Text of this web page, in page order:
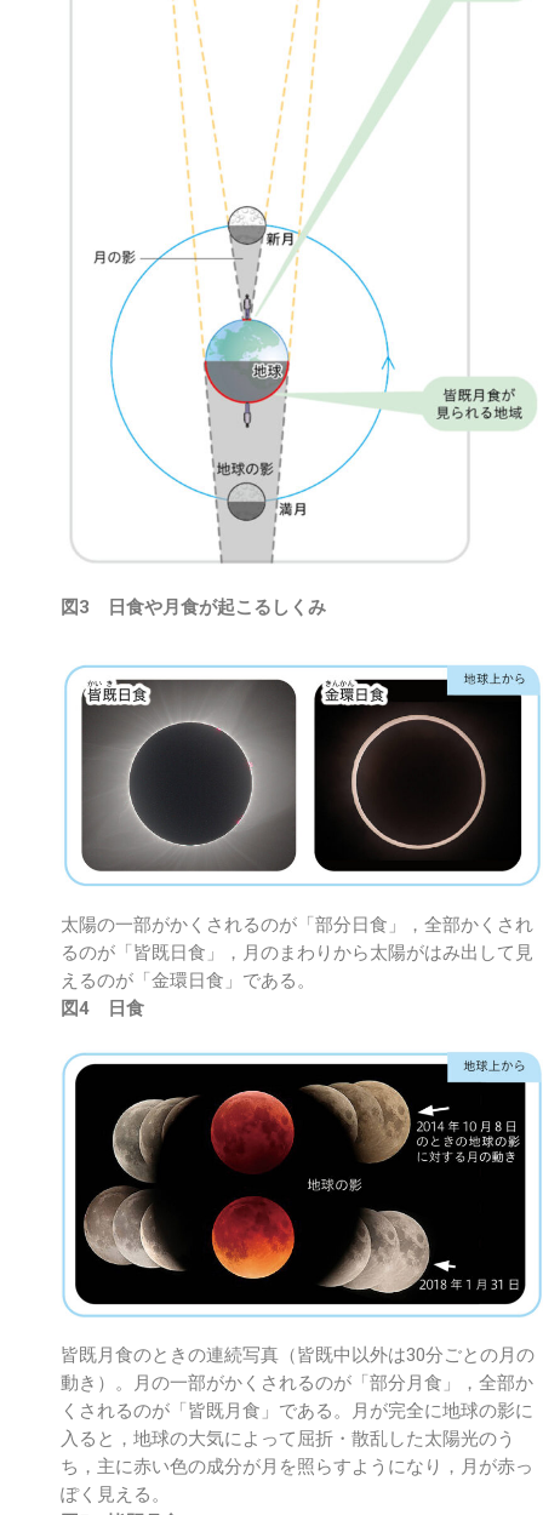
図3 日食や月食が起こるしくみ
太陽の一部がかくされるのが「部分日食」，全部かくされ
るのが「皆既日食」，月のまわりから太陽がはみ出して見
えるのが「金環日食」である。
図4 日食
皆既月食のときの連続写真（皆既中以外は30分ごとの月の
動き）。月の一部がかくされるのが「部分月食」，全部か
くされるのが「皆既月食」である。月が完全に地球の影に
入ると，地球の大気によって屈折・散乱した太陽光のう
ち，主に赤い色の成分が月を照らすようになり，月が赤っ
ぽく見える。